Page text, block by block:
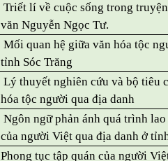
Triết lí về cuộc sống trong
văn Nguyễn Ngọc Tư.
Mối quan hệ giữa văn hóa tộc
tỉnh Sóc Trăng
Lý thuyết nghiên cứu và bộ tiêu
hóa tộc người qua địa danh
Ngôn ngữ phản ánh quá trình
của người Việt qua địa danh ở
Phong tục tập quán của người